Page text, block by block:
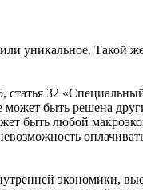
уникальное. Такой
32
может быть решена
быть любой
экономики,